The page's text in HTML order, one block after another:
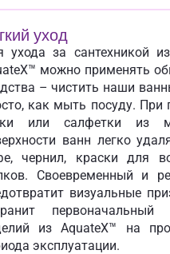
уход
ухода за сантехникой
можно применять
– чистить наши
как мыть посуду.
или салфетки из
ванн легко
чернил, краски для
Своевременный и
визуальные
из AquateX™ на
эксплуатации.